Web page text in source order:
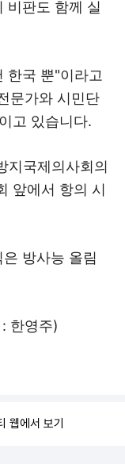
비판도 함께 실
한국 뿐"이라고
문가와 시민단
고 있습니다.
지국제의사회의
앞에서 항의 시
방사능 올림
한영주)
웹에서 보기